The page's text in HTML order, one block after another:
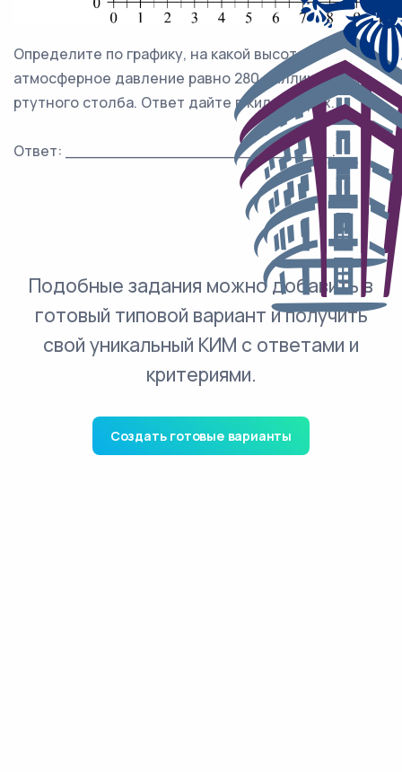
Определите по графику, на какой высоте
атмосферное давление равно 280 миллиметрам
ртутного столба. Ответ дайте в километрах.
Ответ: ___________________________.
Подобные задания можно добавить в
готовый типовой вариант и получить
свой уникальный КИМ с ответами и
критериями.
Создать готовые варианты